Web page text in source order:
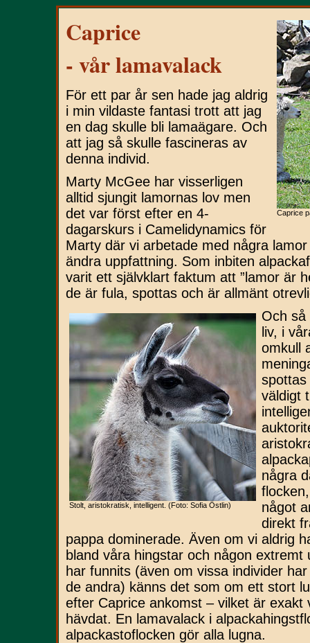
Caprice
Caprice
- vår lamavalack
För ett par år sen hade jag aldrig
i min vildaste fantasi trott att jag
en dag skulle bli lamaägare. Och
att jag så skulle fascineras av
denna individ.
Marty McGee har visserligen
alltid sjungit lamornas lov men
det var först efter en 4-
dagarskurs i Camelidynamics för
Marty där vi arbetade med några
ändra uppfattning. Som inbiten
varit ett självklart faktum att ”lamor är
de är fula, spottas och är allmänt
Stolt, aristokratisk, intelligent. (Foto: Sofia Östlin)
Och så
liv, i
omkull
väldigt
några
något
direkt
pappa dominerade. Även om vi aldrig
bland våra hingstar och någon extremt
har funnits (även om vissa individer
de andra) känns det som om ett stort
efter Caprice ankomst – vilket är exakt
hävdat. En lamavalack i
alpackastoflocken gör alla lugna.